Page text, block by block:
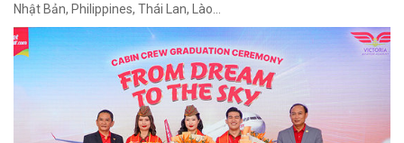
Nhật Bản, Philippines, Thái Lan, Lào…